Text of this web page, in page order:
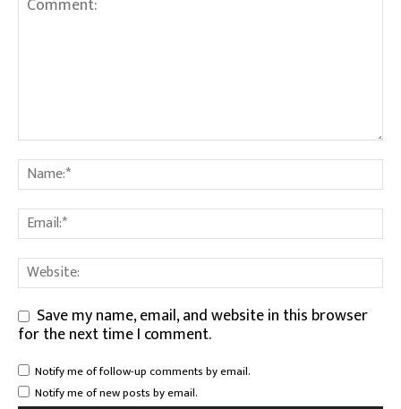
Save my name, email, and website in this browser
for the next time I comment.
Notify me of follow-up comments by email.
Notify me of new posts by email.